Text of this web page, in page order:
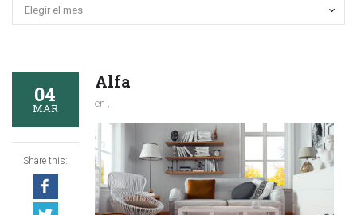
04
MAR
Share this:
Alfa
en ,